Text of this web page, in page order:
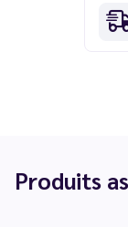
Produits